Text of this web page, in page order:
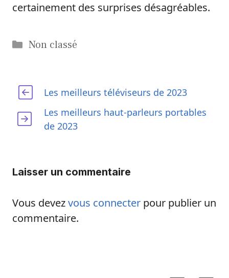
certainement des surprises désagréables.
Catégories
Non classé
Les meilleurs téléviseurs de 2023
Les meilleurs haut-parleurs portables
de 2023
Laisser un commentaire
Vous devezvous connecter pour publier un
commentaire.